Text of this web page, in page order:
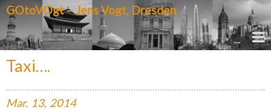
GOtoVOgt – Jens Vogt, Dresden
Taxi….
Mar. 13, 2014